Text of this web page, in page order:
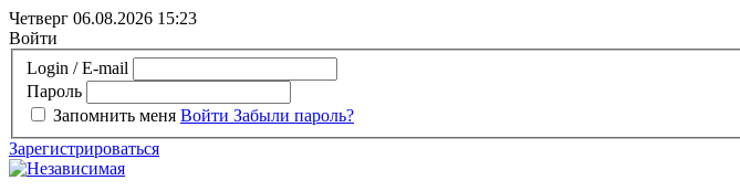
Четверг 06.08.2026 15:23
Войти
Login / E-mail
Пароль
Запомнить меня Войти Забыли пароль?
Зарегистрироваться